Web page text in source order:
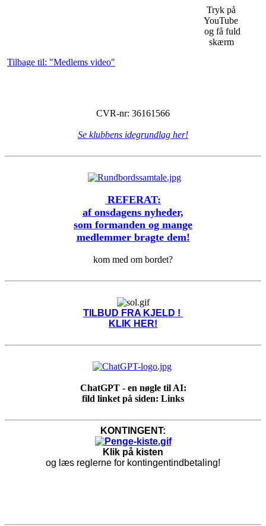
Tryk på
YouTube
og få fuld
skærm
Tilbage til: "Medlems video"
CVR-nr: 36161566
Se klubbens idegrundlag her!
REFERAT:
af onsdagens nyheder,
som formanden og mange
medlemmer bragte dem!
kom med om bordet?
TILBUD FRA KJELD !
KLIK HER!
ChatGPT - en nøgle til AI:
fild linket på siden: Links
KONTINGENT:
Klik på kisten
og læs reglerne for kontingentindbetaling!